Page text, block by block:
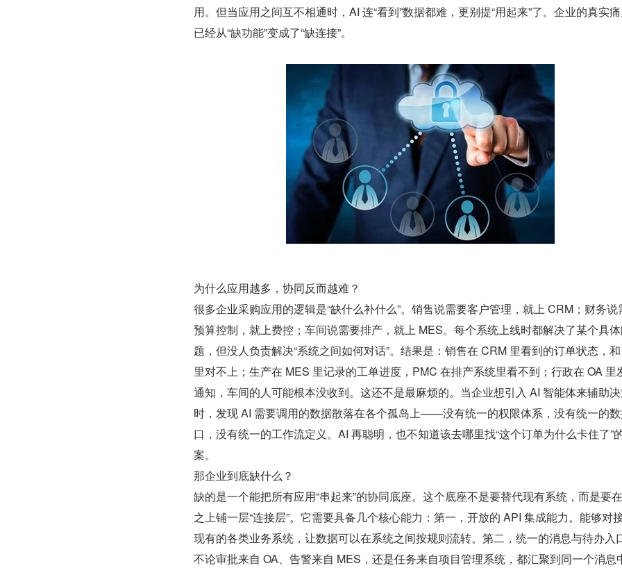
用。但当应用之间互不相通时，AI 连“看到”数据都难，更别提“用起来”了。企业的真实
已经从“缺功能”变成了“缺连接”。
为什么应用越多，协同反而越难？
很多企业采购应用的逻辑是“缺什么补什么”。销售说需要客户管理，就上 CRM；财务说
预算控制，就上费控；车间说需要排产，就上 MES。每个系统上线时都解决了某个具
题，但没人负责解决“系统之间如何对话”。结果是：销售在 CRM 里看到的订单状态，
里对不上；生产在 MES 里记录的工单进度，PMC 在排产系统里看不到；行政在 OA 里
通知，车间的人可能根本没收到。这还不是最麻烦的。当企业想引入 AI 智能体来辅助
时，发现 AI 需要调用的数据散落在各个孤岛上——没有统一的权限体系，没有统一的
口，没有统一的工作流定义。AI 再聪明，也不知道该去哪里找“这个订单为什么卡住了”
案。
那企业到底缺什么？
缺的是一个能把所有应用“串起来”的协同底座。这个底座不是要替代现有系统，而是要
之上铺一层“连接层”。它需要具备几个核心能力：第一，开放的 API 集成能力。能够对
现有的各类业务系统，让数据可以在系统之间按规则流转。第二，统一的消息与待办入
不论审批来自 OA、告警来自 MES，还是任务来自项目管理系统，都汇聚到同一个消息